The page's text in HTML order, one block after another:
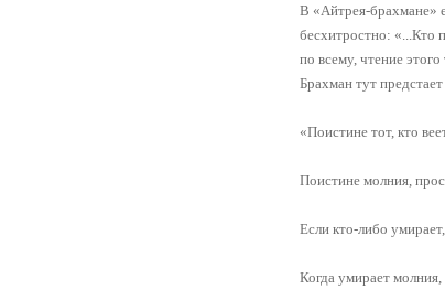
В «Айтрея-брахмане»
бесхитростно: «...Кто
по всему, чтение
Брахман тут
«Поистине тот, кто
Поистине молния,
Если кто-либо
Когда умирает